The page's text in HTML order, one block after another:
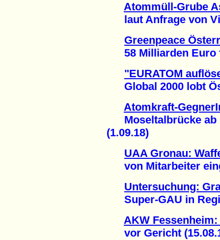
Atommüll-Grube
laut Anfrage von
Greenpeace
58 Milliarden Euro
"EURATOM
Global 2000 lobt
Atomkraft-
Moseltalbrücke ab
(1.09.18)
UAA Gronau:
von Mitarbeiter
Untersuchung:
Super-GAU in
AKW
vor Gericht